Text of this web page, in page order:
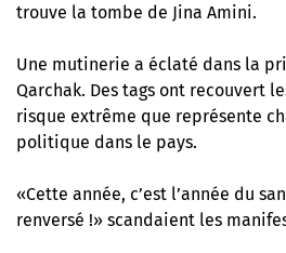
trouve la tombe de Jina Amini.
Une mutinerie a éclaté dans la
Qarchak. Des tags ont recouvert
risque extrême que représente
politique dans le pays.
«Cette année, c’est l’année du
renversé !» scandaient les